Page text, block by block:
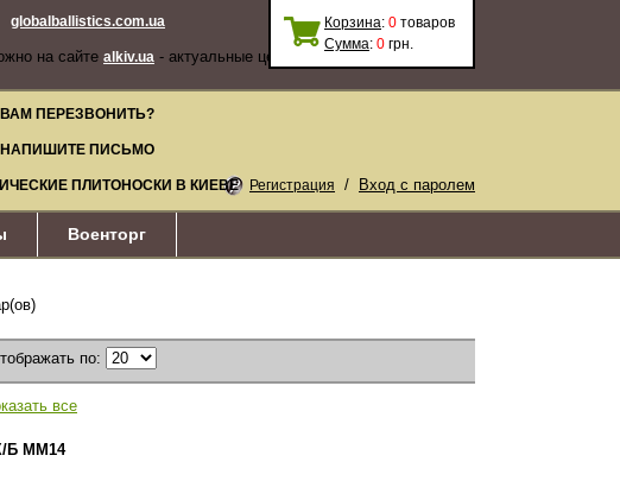
globalballistics.com.ua
на сайте alkiv.ua - актуальные цены, качественные
Корзина: 0 товаров
Сумма: 0 грн.
Регистрация / Вход с паролем
ВАМ ПЕРЕЗВОНИТЬ?
НАПИШИТЕ ПИСЬМО
ПЛИТОНОСКИ В КИЕВЕ
Военторг
по:
все
Б MM14